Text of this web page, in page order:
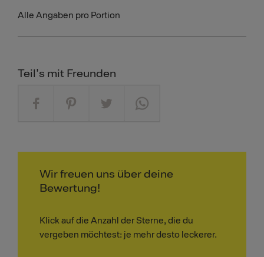
Alle Angaben pro Portion
Teil's mit Freunden
Wir freuen uns über deine
Bewertung!
Klick auf die Anzahl der Sterne, die du
vergeben möchtest: je mehr desto leckerer.